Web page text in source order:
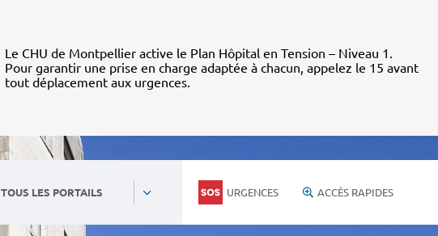
Le CHU de Montpellier active le Plan Hôpital en Tension – Niveau 1.
Pour garantir une prise en charge adaptée à chacun, appelez le 15 avant
tout déplacement aux urgences.
TOUS LES PORTAILS URGENCES ACCÈS RAPIDES